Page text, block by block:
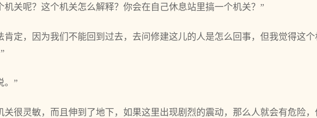
机关呢？这个机关怎么解释？你会在自己休息站里搞一个机关？”
肯定，因为我们不能回到过去，去问修建这儿的人是怎么回事，但我觉得这
。”
关很灵敏，而且伸到了地下，如果这里出现剧烈的震动，那么人就会有危险